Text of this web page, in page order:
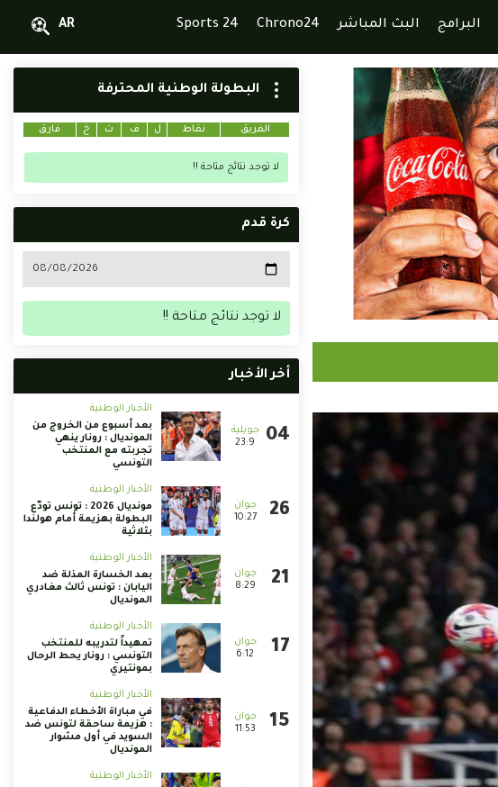
البرامج البث المباشر Chrono24
Sports 24
AR
البطولة الوطنية المحترفة
الفريق نقاط ل ف ت خ فارق
لا توجد نتائج متاحة !!
كرة قدم
لا توجد نتائج متاحة !!
أخر الأخبار
23:9
الأخبار الوطنية
بعد أسبوع من الخروج من
المونديال : رونار ينهي
تجربته مع المنتخب
التونسي
10:27
الأخبار الوطنية
مونديال 2026 : تونس تودّع
البطولة بهزيمة أمام هولندا
بثلاثية
8:29
الأخبار الوطنية
بعد الخسارة المذلة ضد
اليابان : تونس ثالث مغادري
المونديال
6:12
الأخبار الوطنية
تمهيداً لتدريبه للمنتخب
التونسي : رونار يحط الرحال
بمونتيري
11:53
الأخبار الوطنية
في مباراة الأخطاء الدفاعية
: هزيمة ساحقة لتونس ضد
السويد في أول مشوار
المونديال
الأخبار الوطنية